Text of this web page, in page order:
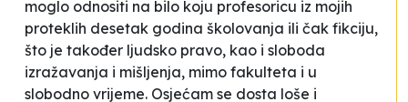
moglo odnositi na bilo koju profesoricu iz mojih
proteklih desetak godina školovanja ili čak fikciju,
što je također ljudsko pravo, kao i sloboda
izražavanja i mišljenja, mimo fakulteta i u
slobodno vrijeme. Osjećam se dosta loše i